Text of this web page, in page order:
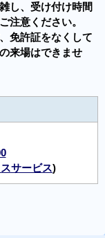
し、受け付け時間
注意ください。
免許証をなくして
来場はできませ
サービス)